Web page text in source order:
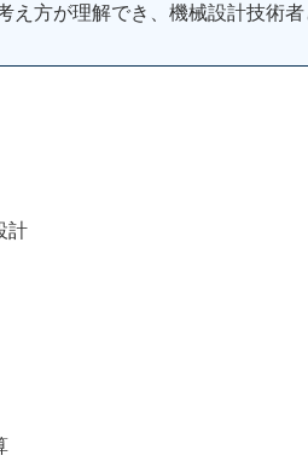
え方が理解でき、機械設計技術
計